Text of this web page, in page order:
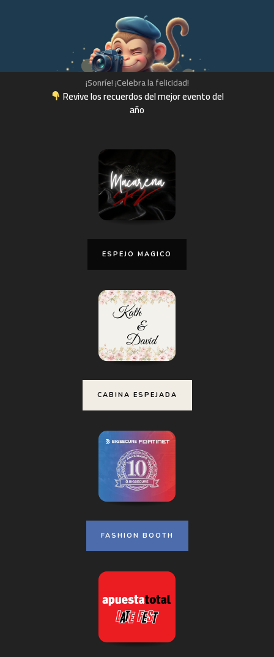
¡Sonríe! ¡Celebra la felicidad!
Revive los recuerdos del mejor evento del
año
ESPEJO MAGICO
CABINA ESPEJADA
FASHION BOOTH